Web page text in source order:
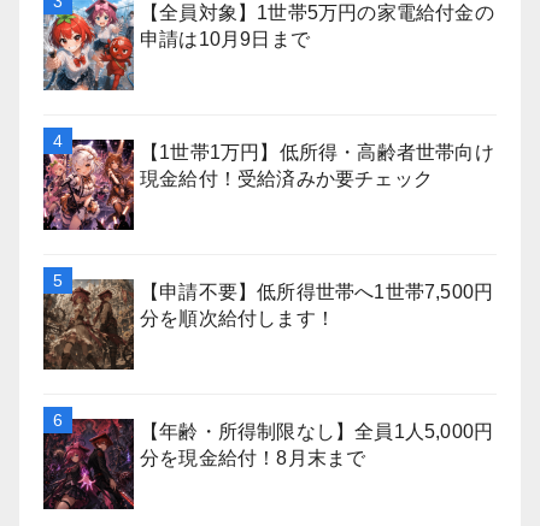
【全員対象】1世帯5万円の家電給付金の
申請は10月9日まで
【1世帯1万円】低所得・高齢者世帯向け
現金給付！受給済みか要チェック
【申請不要】低所得世帯へ1世帯7,500円
分を順次給付します！
【年齢・所得制限なし】全員1人5,000円
分を現金給付！8月末まで